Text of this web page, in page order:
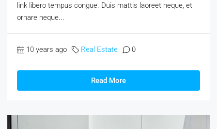
link libero tempus congue. Duis mattis laoreet neque, et
ornare neque...
10 years ago Real Estate 0
Read More